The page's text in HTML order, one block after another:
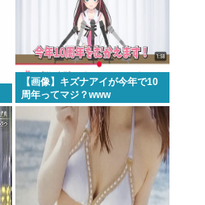
【画像】キズナアイが今年で10
周年ってマジ？www